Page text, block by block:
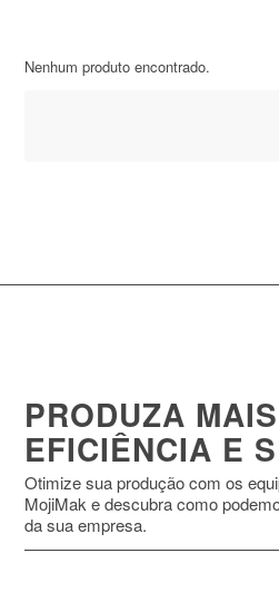
Nenhum produto encontrado.
PRODUZA
EFICIÊNCIA E
Otimize sua produção com os
MojiMak e descubra como
da sua empresa.